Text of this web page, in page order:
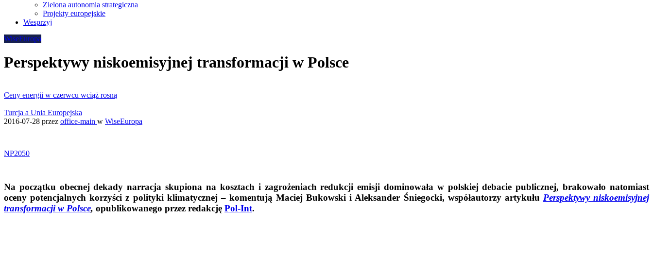
Zielona autonomia strategiczna
Projekty europejskie
Wesprzyj
WiseEuropa
Perspektywy niskoemisyjnej transformacji w Polsce
Ceny energii w czerwcu wciąż rosną
Turcja a Unia Europejska
2016-07-28 przez office-main w WiseEuropa
NP2050
Na początku obecnej dekady narracja skupiona na kosztach i zagrożeniach redukcji emisji dominowała w polskiej debacie publicznej, brakowało natomiast
oceny potencjalnych korzyści z polityki klimatycznej – komentują Maciej Bukowski i Aleksander Śniegocki, współautorzy artykułu Perspektywy niskoemisyjnej
transformacji w Polsce, opublikowanego przez redakcję Pol-Int.